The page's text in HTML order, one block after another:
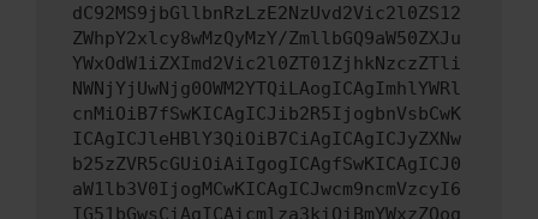
dC92MS9jbGllbnRzLzE2NzUvd2Vic2l0ZS12
ZWhpY2xlcy8wMzQyMzY/ZmllbGQ9aW50ZXJu
YWxOdW1iZXImd2Vic2l0ZT01ZjhkNzczZTli
NWNjYjUwNjg0OWM2YTQiLAogICAgImhlYWRl
cnMiOiB7fSwKICAgICJib2R5IjogbnVsbCwK
ICAgICJleHBlY3QiOiB7CiAgICAgICJyZXNw
b25zZVR5cGUiOiAiIgogICAgfSwKICAgICJ0
aW1lb3V0IjogMCwKICAgICJwcm9ncmVzcyI6
IG51bGwsCiAgICAicmlza3kiOiBmYWxzZQog